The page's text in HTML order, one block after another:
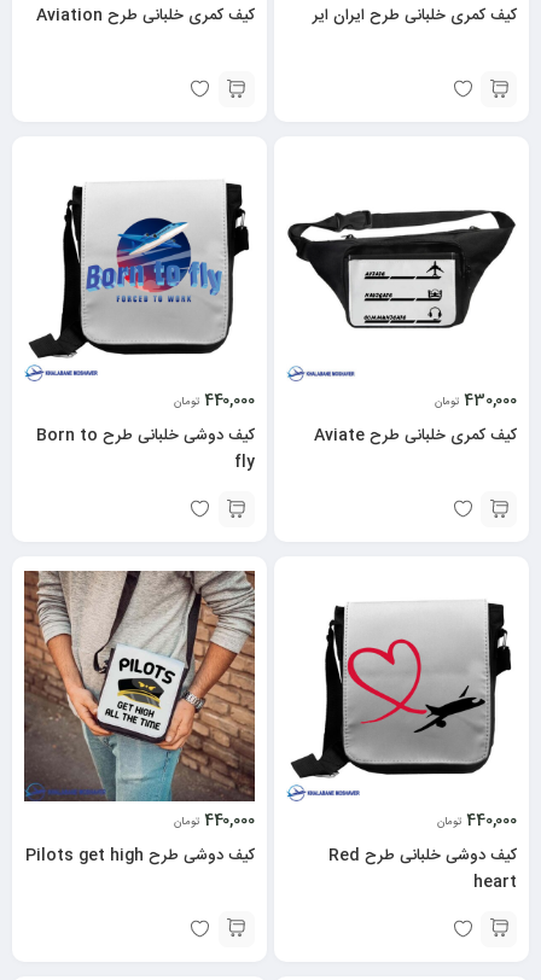
کیف کمری خلبانی طرح ایران ایر کیف کمری خلبانی طرح Aviation
430,000 تومان
کیف کمری خلبانی طرح Aviate
440,000 تومان
کیف دوشی خلبانی طرح Born to
fly
440,000 تومان
کیف دوشی خلبانی طرح Red
heart
440,000 تومان
کیف دوشی طرح Pilots get high